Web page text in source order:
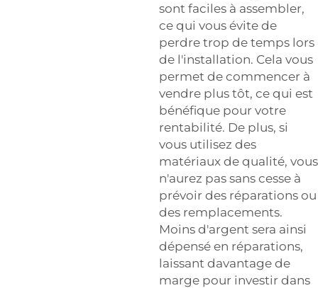
sont faciles à assembler,
ce qui vous évite de
perdre trop de temps lors
de l'installation. Cela vous
permet de commencer à
vendre plus tôt, ce qui est
bénéfique pour votre
rentabilité. De plus, si
vous utilisez des
matériaux de qualité, vous
n'aurez pas sans cesse à
prévoir des réparations ou
des remplacements.
Moins d'argent sera ainsi
dépensé en réparations,
laissant davantage de
marge pour investir dans